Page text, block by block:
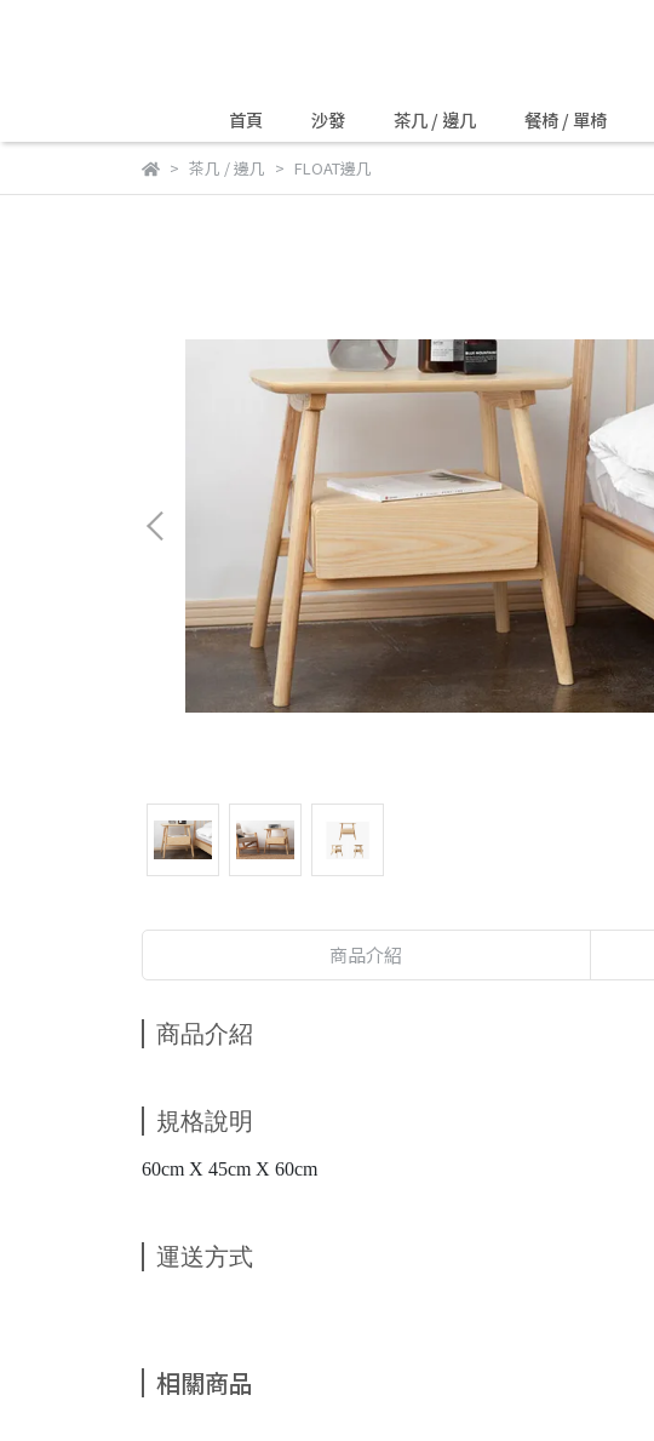
首頁 沙發 茶几 / 邊几 餐椅 / 單椅
茶几 / 邊几 FLOAT邊几
商品介紹
商品介紹
規格說明
60cm X 45cm X 60cm
運送方式
相關商品